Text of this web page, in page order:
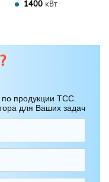
1400 кВт
продукции ТСС.
для Ваших задач